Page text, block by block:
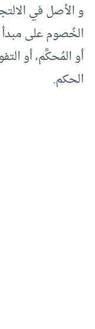
و الأصل في
الخُصوم على مبدأ
أو المُحكَّم، أو
الحكم.